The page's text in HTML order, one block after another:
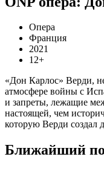
Опера
Франция
2021
12+
«Дон Карлос» Верди,
атмосфере войны с
и запреты, лежащие
настоящей, чем
которую Верди создал
Ближайший